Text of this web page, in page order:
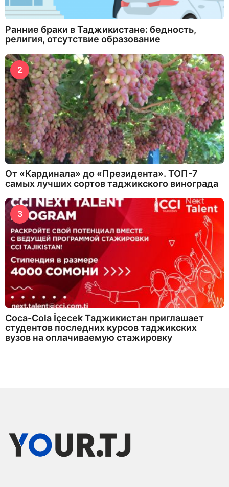
Ранние браки в Таджикистане: бедность,
религия, отсутствие образование
2
От «Кардинала» до «Президента». ТОП-7
самых лучших сортов таджикского винограда
3
Coca-Cola İçecek Таджикистан приглашает
студентов последних курсов таджикских
вузов на оплачиваемую стажировку